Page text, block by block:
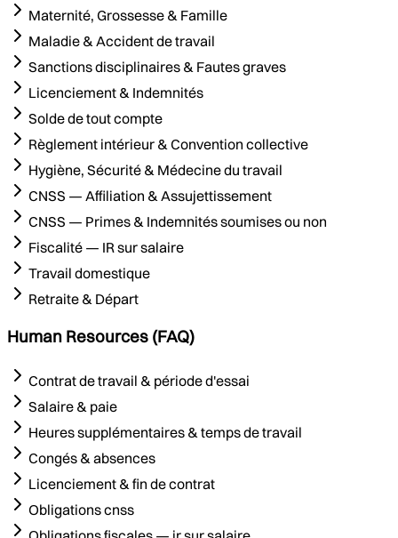
Maternité, Grossesse & Famille
Maladie & Accident de travail
Sanctions disciplinaires & Fautes graves
Licenciement & Indemnités
Solde de tout compte
Règlement intérieur & Convention collective
Hygiène, Sécurité & Médecine du travail
CNSS — Affiliation & Assujettissement
CNSS — Primes & Indemnités soumises ou non
Fiscalité — IR sur salaire
Travail domestique
Retraite & Départ
Human Resources (FAQ)
Contrat de travail & période d'essai
Salaire & paie
Heures supplémentaires & temps de travail
Congés & absences
Licenciement & fin de contrat
Obligations cnss